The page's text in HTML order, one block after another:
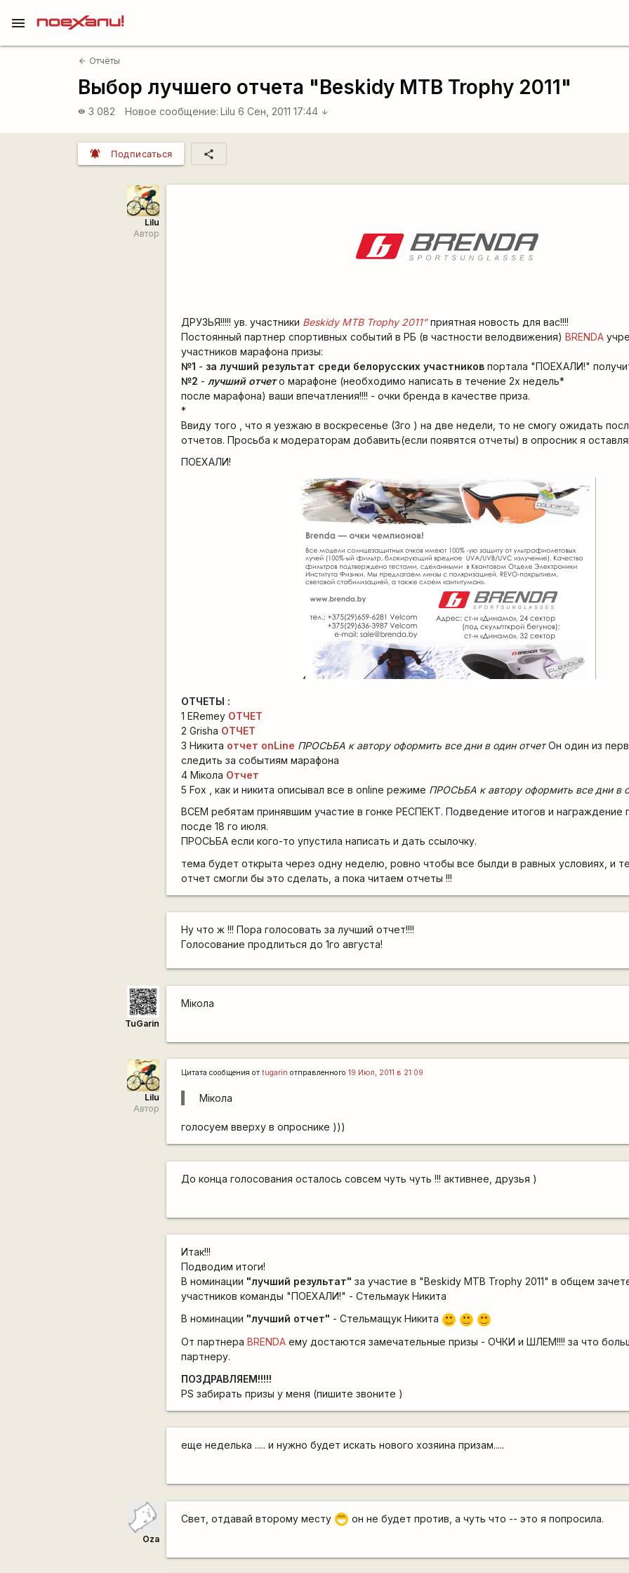
menu
arrow_back Отчёты
Выбор лучшего отчета "Beskidy MTB Trophy 2011"
visibility 3 082 Новое сообщение: Lilu 6 Сен, 2011 17:44 arrow_downward
notifications_active Подписаться share
Lilu
Автор
ДРУЗЬЯ!!!!! ув. участники Beskidy MTB Trophy 2011" приятная новость для вас!!!!
Постоянный партнер спортивных событий в РБ (в частности велодвижения)BRENDA
участников марафона призы:
№1 - за лучший результат среди белорусских участников портала "ПОЕХАЛИ!"
№2 -лучший отчето марафоне (необходимо написать в течение 2х недель*
после марафона) ваши впечатления!!!! - очки бренда в качестве приза.
*
Ввиду того , что я уезжаю в воскресенье (3го ) на две недели, то не смогу ожидать
отчетов. Просьба к модераторам добавить(если появятся отчеты) в опросник я
ПОЕХАЛИ!
ОТЧЕТЫ :
1 ERemey ОТЧЕТ
2 Grisha ОТЧЕТ
3 Никита отчет onLine ПРОСЬБА к автору оформить все дни в один отчетОн один из
следить за событиям марафона
4 Мiкола Отчет
5 Fox , как и никита описывал все в online режиме ПРОСЬБА к автору оформить все дни в
ВСЕМ ребятам принявшим участие в гонке РЕСПЕКТ. Подведение итогов и награждение
посде 18 го июля.
ПРОСЬБА если кого-то упустила написать и дать ссылочку.
тема будет открыта через одну неделю, ровно чтобы все былди в равных условиях, и
отчет смогли бы это сделать, а пока читаем отчеты !!!
Ну что ж !!! Пора голосовать за лучший отчет!!!!
Голосование продлиться до 1го августа!
TuGarin
Мiкола
Lilu
Автор
Цитата сообщения отtugarin отправленного19 Июл, 2011 в 21:09
Мiкола
голосуем вверху в опроснике )))
До конца голосования осталось совсем чуть чуть !!! активнее, друзья )
Итак!!!
Подводим итоги!
В номинации "лучший результат" за участие в "Beskidy MTB Trophy 2011" в общем
участников команды "ПОЕХАЛИ!" - Стельмаук Никита
В номинации "лучший отчет" - Стельмащук Никита :) :)
:)
От партнераBRENDA ему достаются замечательные призы - ОЧКИ и ШЛЕМ!!!! за что
партнеру.
ПОЗДРАВЛЯЕМ!!!!!
PS забирать призы у меня (пишите звоните )
еще неделька ..... и нужно будет искать нового хозяина призам.....
Oza
Свет, отдавай второму месту ;D он не будет против, а чуть что -- это я попросила.